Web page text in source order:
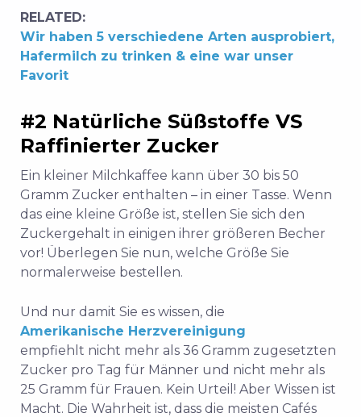
RELATED:
Wir haben 5 verschiedene Arten ausprobiert,
Hafermilch zu trinken & eine war unser
Favorit
#2 Natürliche Süßstoffe VS
Raffinierter Zucker
Ein kleiner Milchkaffee kann über 30 bis 50
Gramm Zucker enthalten – in einer Tasse. Wenn
das eine kleine Größe ist, stellen Sie sich den
Zuckergehalt in einigen ihrer größeren Becher
vor! Überlegen Sie nun, welche Größe Sie
normalerweise bestellen.
Und nur damit Sie es wissen, die
Amerikanische Herzvereinigung
empfiehlt nicht mehr als 36 Gramm zugesetzten
Zucker pro Tag für Männer und nicht mehr als
25 Gramm für Frauen. Kein Urteil! Aber Wissen ist
Macht. Die Wahrheit ist, dass die meisten Cafés